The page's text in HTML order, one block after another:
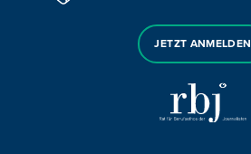
JETZT ANMELDEN